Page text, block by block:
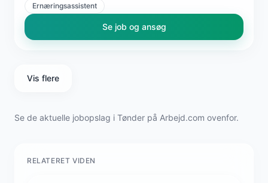
Ernæringsassistent
Se job og ansøg
Vis flere
Se de aktuelle jobopslag i Tønder på Arbejd.com ovenfor.
RELATERET VIDEN